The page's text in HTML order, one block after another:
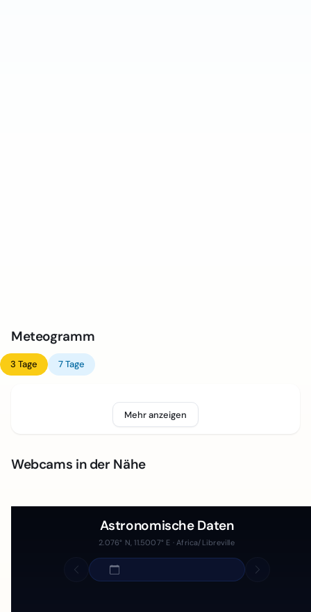
Meteogramm
3 Tage 7 Tage
Mehr anzeigen
Webcams in der Nähe
Astronomische Daten
2.076° N, 11.5007° E · Africa/Libreville